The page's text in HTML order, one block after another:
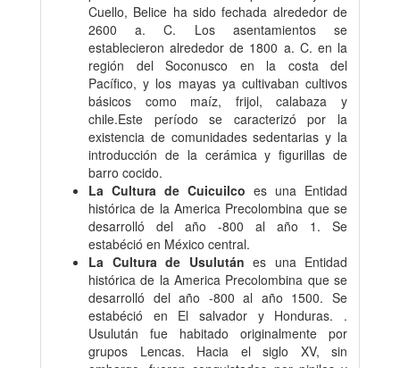
Cuello, Belice ha sido fechada alrededor de
2600 a. C.​ Los asentamientos se
establecieron alrededor de 1800 a. C. en la
región del Soconusco en la costa del
Pacífico, y los mayas ya cultivaban cultivos
básicos como maíz, frijol, calabaza y
chile.Este período se caracterizó por la
existencia de comunidades sedentarias y la
introducción de la cerámica y figurillas de
barro cocido.
La Cultura de Cuicuilco es una Entidad
histórica de la America Precolombina que se
desarrolló del año -800 al año 1. Se
estabéció en México central.
La Cultura de Usulután es una Entidad
histórica de la America Precolombina que se
desarrolló del año -800 al año 1500. Se
estabéció en El salvador y Honduras. .
Usulután fue habitado originalmente por
grupos Lencas. Hacia el siglo XV, sin